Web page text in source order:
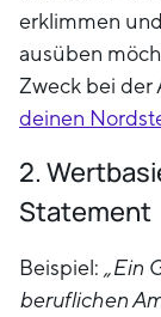
erklimmen
ausüben
Zweck bei der
deinen
2.
Statement
Beispiel: „Ein
beruflichen